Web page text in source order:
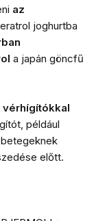
az
joghurtba
a japán göncfű
vérhígítókkal
például
előtt.